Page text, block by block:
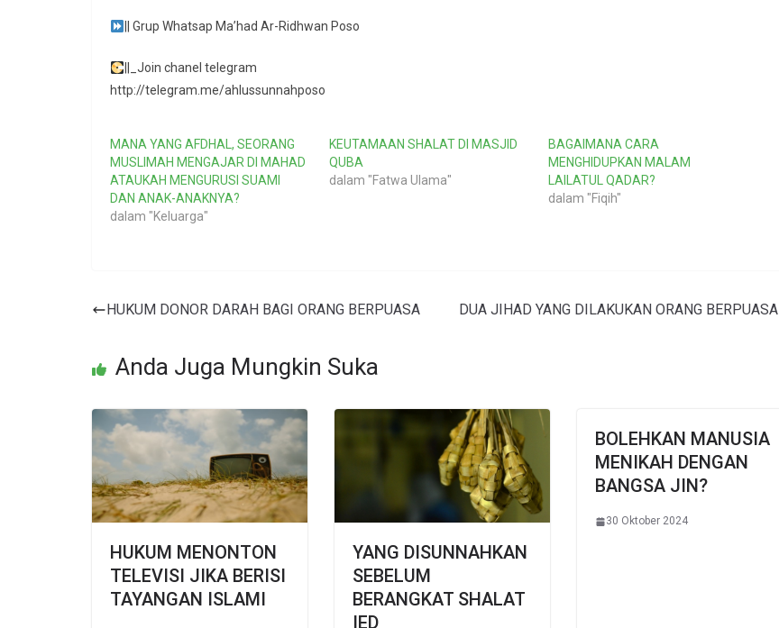
|| Grup Whatsap Ma’had Ar-Ridhwan Poso
||_Join chanel telegram
http://telegram.me/ahlussunnahposo
MANA YANG AFDHAL, SEORANG
MUSLIMAH MENGAJAR DI MAHAD
ATAUKAH MENGURUSI SUAMI
DAN ANAK-ANAKNYA?
dalam "Keluarga"
KEUTAMAAN SHALAT DI MASJID
QUBA
dalam "Fatwa Ulama"
BAGAIMANA CARA
MENGHIDUPKAN MALAM
LAILATUL QADAR?
dalam "Fiqih"
HUKUM DONOR DARAH BAGI ORANG BERPUASA DUA JIHAD YANG DILAKUKAN ORANG BERPUASA
Anda Juga Mungkin Suka
HUKUM MENONTON
TELEVISI JIKA BERISI
TAYANGAN ISLAMI
YANG DISUNNAHKAN
SEBELUM
BERANGKAT SHALAT
IED
BOLEHKAN MANUSIA
MENIKAH DENGAN
BANGSA JIN?
30 Oktober 2024